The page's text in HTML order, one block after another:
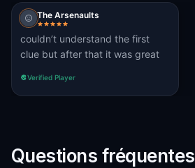
The Arsenaults
couldn’t understand the first
clue but after that it was great
Verified Player
Questions fréquentes